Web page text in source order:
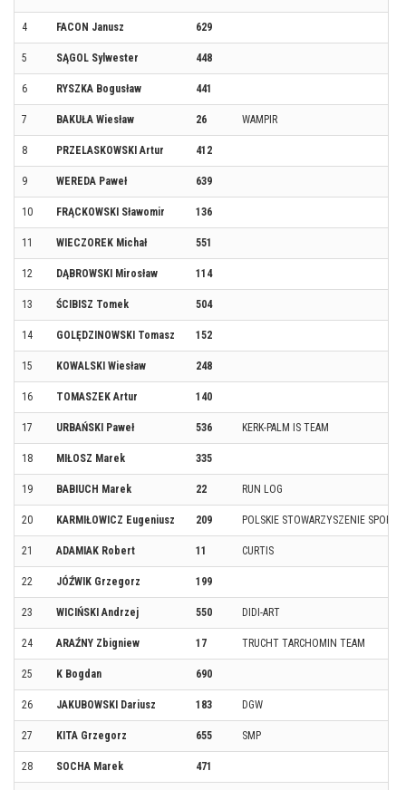
4 FACON Janusz 629
5 SĄGOL Sylwester 448
6 RYSZKA Bogusław 441
7 BAKUŁA Wiesław 26 WAMPIR
8 PRZELASKOWSKI Artur 412
9 WEREDA Paweł 639
10 FRĄCKOWSKI Sławomir 136
11 WIECZOREK Michał 551
12 DĄBROWSKI Mirosław 114
13 ŚCIBISZ Tomek 504
14 GOLĘDZINOWSKI Tomasz 152
15 KOWALSKI Wiesław 248
16 TOMASZEK Artur 140
17 URBAŃSKI Paweł 536 KERK-PALM IS TEAM
18 MIŁOSZ Marek 335
19 BABIUCH Marek 22 RUN LOG
20 KARMIŁOWICZ Eugeniusz 209 POLSKIE STOWARZYSZENIE
21 ADAMIAK Robert 11 CURTIS
22 JÓŹWIK Grzegorz 199
23 WICIŃSKI Andrzej 550 DIDI-ART
24 ARAŹNY Zbigniew 17 TRUCHT TARCHOMIN TEAM
25 K Bogdan 690
26 JAKUBOWSKI Dariusz 183 DGW
27 KITA Grzegorz 655 SMP
28 SOCHA Marek 471